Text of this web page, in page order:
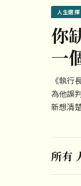
人生選擇
你
一
《執行
為他誤
新想清
所有